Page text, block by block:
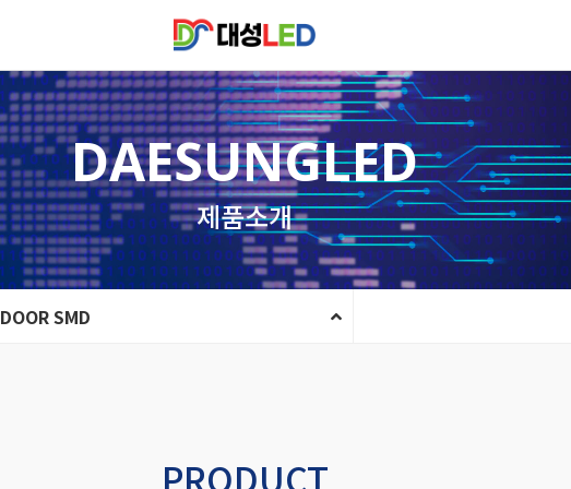
DAESUNGLED
제품소개
SMD
PRODUCT